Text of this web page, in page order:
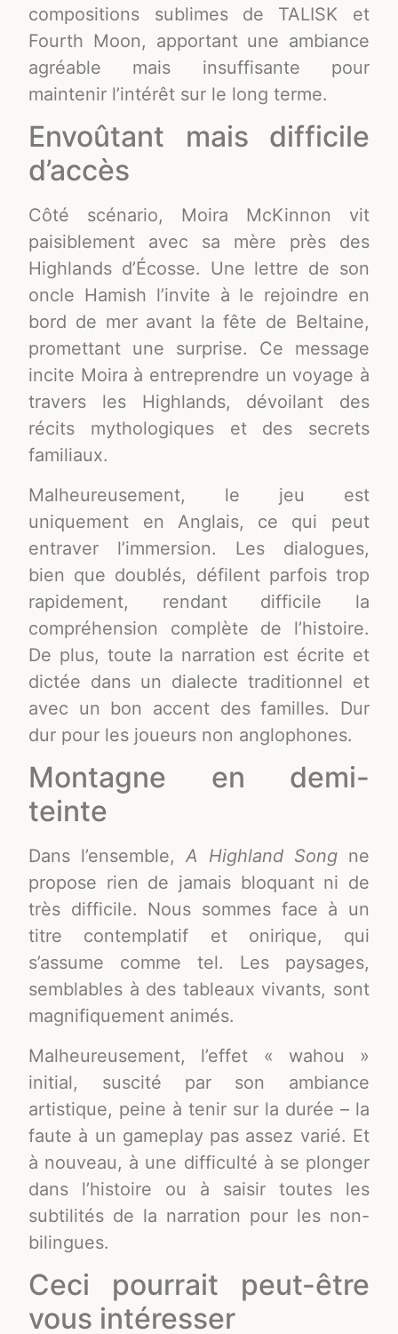
compositions sublimes de TALISK et
Fourth Moon, apportant une ambiance
agréable mais insuffisante pour
maintenir l’intérêt sur le long terme.
Envoûtant mais difficile
d’accès
Côté scénario, Moira McKinnon vit
paisiblement avec sa mère près des
Highlands d’Écosse. Une lettre de son
oncle Hamish l’invite à le rejoindre en
bord de mer avant la fête de Beltaine,
promettant une surprise. Ce message
incite Moira à entreprendre un voyage à
travers les Highlands, dévoilant des
récits mythologiques et des secrets
familiaux.
Malheureusement, le jeu est
uniquement en Anglais, ce qui peut
entraver l’immersion. Les dialogues,
bien que doublés, défilent parfois trop
rapidement, rendant difficile la
compréhension complète de l’histoire.
De plus, toute la narration est écrite et
dictée dans un dialecte traditionnel et
avec un bon accent des familles. Dur
dur pour les joueurs non anglophones.
Montagne en demi-
teinte
Dans l’ensemble,A Highland Song ne
propose rien de jamais bloquant ni de
très difficile. Nous sommes face à un
titre contemplatif et onirique, qui
s’assume comme tel. Les paysages,
semblables à des tableaux vivants, sont
magnifiquement animés.
Malheureusement, l’effet « wahou »
initial, suscité par son ambiance
artistique, peine à tenir sur la durée – la
faute à un gameplay pas assez varié. Et
à nouveau, à une difficulté à se plonger
dans l’histoire ou à saisir toutes les
subtilités de la narration pour les non-
bilingues.
Ceci pourrait peut-être
vous intéresser